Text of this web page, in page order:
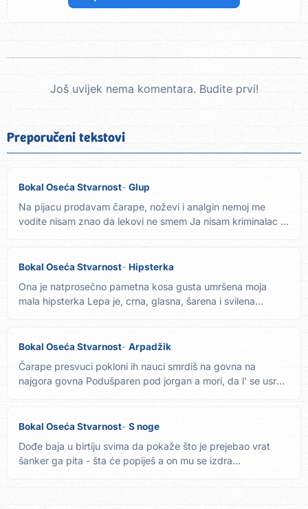
Još uvijek nema komentara. Budite prvi!
Preporučeni tekstovi
Bokal Oseća Stvarnost Glup
Na pijacu prodavam čarape, noževi i analgin nemoj me
vodite nisam znao da lekovi ne smem Ja nisam kriminalac ja
Bokal Oseća Stvarnost Hipsterka
Ona je natprosečno pametna kosa gusta umršena moja
mala hipsterka Lepa je, crna, glasna, šarena i svilena
Bokal Oseća Stvarnost Arpadžik
Čarape presvuci pokloni ih nauci smrdiš na govna na
najgora govna Podušparen pod jorgan a mori, da l' se usra
Bokal Oseća Stvarnost S noge
Dođe baja u birtiju svima da pokaže što je prejebao vrat
šanker ga pita - šta će popiješ a on mu se izdra